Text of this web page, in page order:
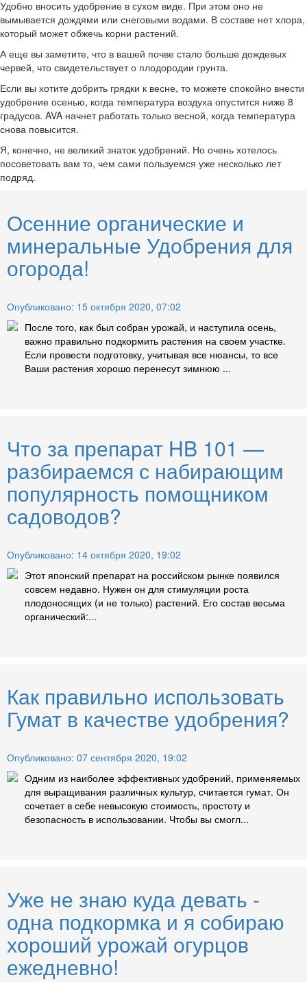
Удобно вносить удобрение в сухом виде. При этом оно не
вымывается дождями или снеговыми водами. В составе нет хлора,
который может обжечь корни растений.
А еще вы заметите, что в вашей почве стало больше дождевых
червей, что свидетельствует о плодородии грунта.
Если вы хотите добрить грядки к весне, то можете спокойно внести
удобрение осенью, когда температура воздуха опустится ниже 8
градусов. AVA начнет работать только весной, когда температура
снова повысится.
Я, конечно, не великий знаток удобрений. Но очень хотелось
посоветовать вам то, чем сами пользуемся уже несколько лет
подряд.
Осенние органические и
минеральные Удобрения для
огорода!
Опубликовано: 15 октября 2020, 07:02
После того, как был собран урожай, и наступила осень,
важно правильно подкормить растения на своем участке.
Если провести подготовку, учитывая все нюансы, то все
Ваши растения хорошо перенесут зимнюю ...
Что за препарат HB 101 —
разбираемся с набирающим
популярность помощником
садоводов?
Опубликовано: 14 октября 2020, 19:02
Этот японский препарат на российском рынке появился
совсем недавно. Нужен он для стимуляции роста
плодоносящих (и не только) растений. Его состав весьма
органический:...
Как правильно использовать
Гумат в качестве удобрения?
Опубликовано: 07 сентября 2020, 19:02
Одним из наиболее эффективных удобрений, применяемых
для выращивания различных культур, считается гумат. Он
сочетает в себе невысокую стоимость, простоту и
безопасность в использовании. Чтобы вы смогл...
Уже не знаю куда девать -
одна подкормка и я собираю
хороший урожай огурцов
ежедневно!